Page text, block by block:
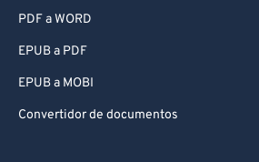
PDF a WORD
EPUB a PDF
EPUB a MOBI
Convertidor de documentos